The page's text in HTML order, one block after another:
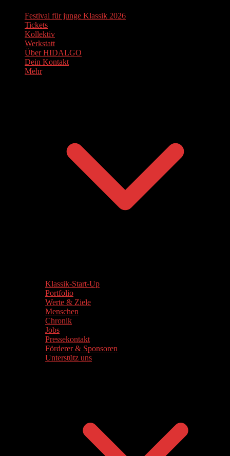
Festival für junge Klassik 2026
Tickets
Kollektiv
Werkstatt
Über HIDALGO
Dein Kontakt
Mehr
Klassik-Start-Up
Portfolio
Werte & Ziele
Menschen
Chronik
Jobs
Pressekontakt
Förderer & Sponsoren
Unterstütz uns